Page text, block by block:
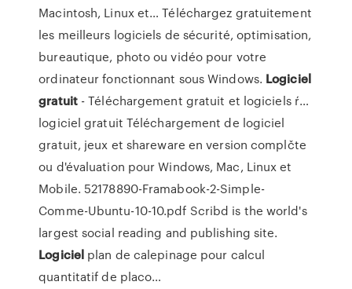
Macintosh, Linux et… Téléchargez gratuitement
les meilleurs logiciels de sécurité, optimisation,
bureautique, photo ou vidéo pour votre
ordinateur fonctionnant sous Windows. Logiciel
gratuit- Téléchargement gratuit et logiciels ŕ…
logiciel gratuit Téléchargement de logiciel
gratuit, jeux et shareware en version complčte
ou d'évaluation pour Windows, Mac, Linux et
Mobile.52178890-Framabook-2-Simple-
Comme-Ubuntu-10-10.pdf Scribd is the world's
largest social reading and publishing site.
Logiciel plan de calepinage pour calcul
quantitatif de placo…